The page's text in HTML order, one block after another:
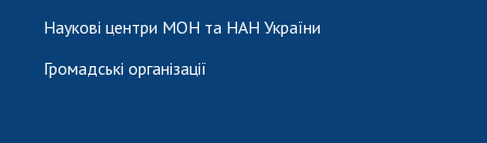
Наукові центри МОН та НАН України
Громадські організації